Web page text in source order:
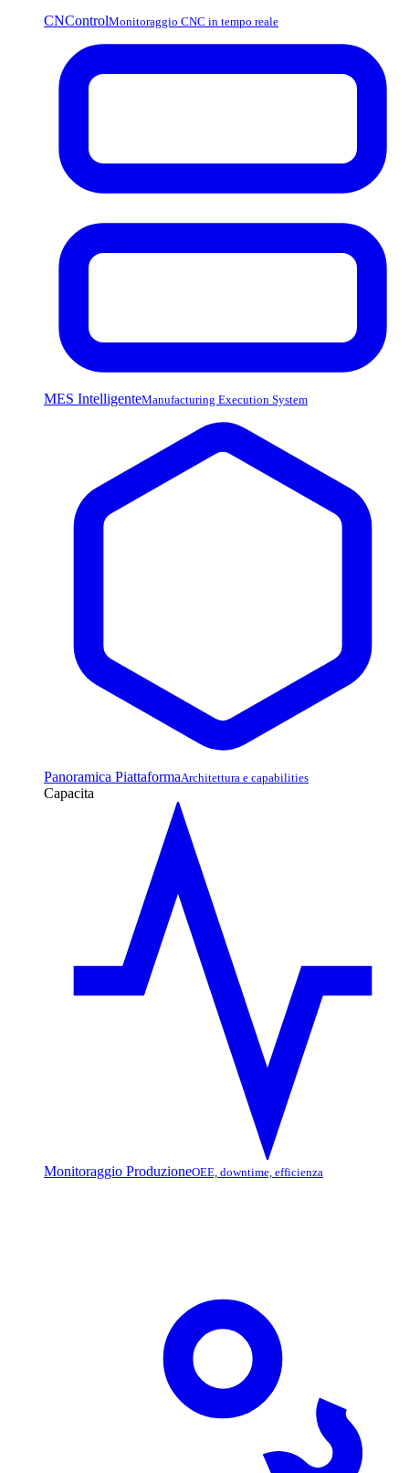
CNControlMonitoraggio CNC in tempo reale
MES IntelligenteManufacturing Execution System
Panoramica PiattaformaArchitettura e capabilities
Capacita
Monitoraggio ProduzioneOEE, downtime, efficienza